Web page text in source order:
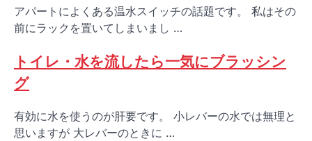
アパートによくある温水スイッチの話題です。 私はその
前にラックを置いてしまいまし …
トイレ・水を流したら一気にブラッシン
グ
有効に水を使うのが肝要です。 小レバーの水では無理と
思いますが 大レバーのときに …